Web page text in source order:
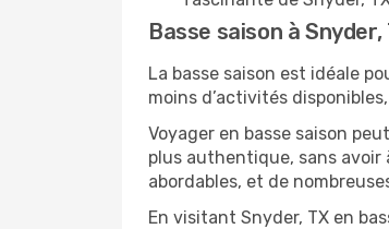
Basse saison à Snyder,
La basse saison est idéale
moins d’activités
Voyager en basse saison
plus authentique, sans
abordables, et de
En visitant Snyder, TX en